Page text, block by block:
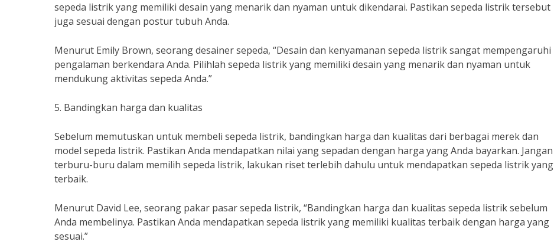
sepeda listrik yang memiliki desain yang menarik dan nyaman untuk dikendarai. Pastikan sepeda listrik tersebut
juga sesuai dengan postur tubuh Anda.
Menurut Emily Brown, seorang desainer sepeda, “Desain dan kenyamanan sepeda listrik sangat mempengaruhi
pengalaman berkendara Anda. Pilihlah sepeda listrik yang memiliki desain yang menarik dan nyaman untuk
mendukung aktivitas sepeda Anda.”
5. Bandingkan harga dan kualitas
Sebelum memutuskan untuk membeli sepeda listrik, bandingkan harga dan kualitas dari berbagai merek dan
model sepeda listrik. Pastikan Anda mendapatkan nilai yang sepadan dengan harga yang Anda bayarkan. Jangan
terburu-buru dalam memilih sepeda listrik, lakukan riset terlebih dahulu untuk mendapatkan sepeda listrik yang
terbaik.
Menurut David Lee, seorang pakar pasar sepeda listrik, “Bandingkan harga dan kualitas sepeda listrik sebelum
Anda membelinya. Pastikan Anda mendapatkan sepeda listrik yang memiliki kualitas terbaik dengan harga yang
sesuai.”